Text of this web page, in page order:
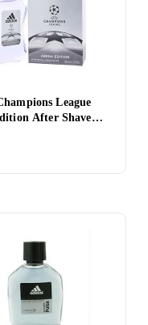
League
After Shave
100ml